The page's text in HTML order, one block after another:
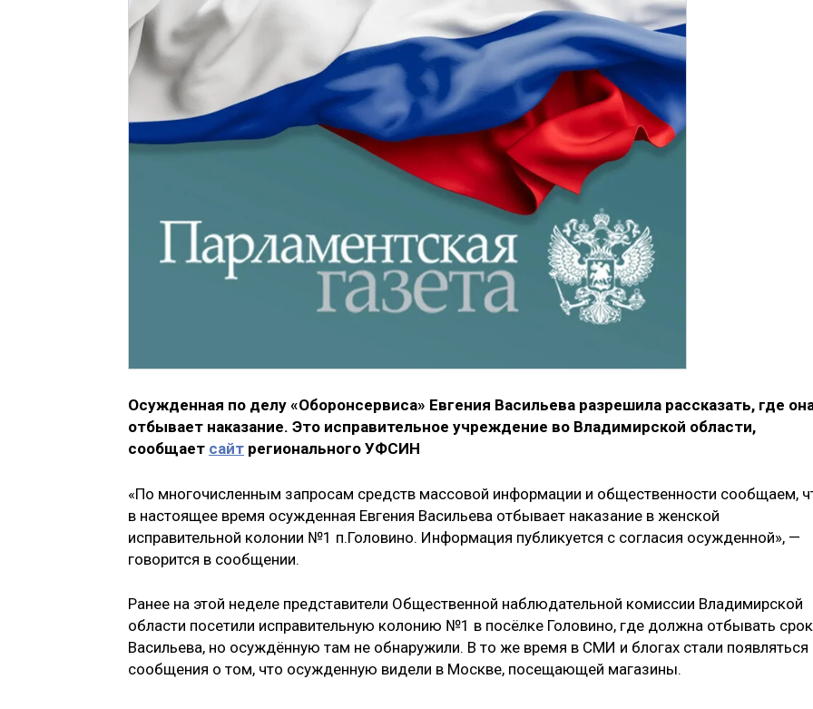
Осужденная по делу «Оборонсервиса» Евгения Васильева разрешила рассказать, где
отбывает наказание. Это исправительное учреждение во Владимирской области,
сообщает сайт регионального УФСИН
«По многочисленным запросам средств массовой информации и общественности сообщаем,
в настоящее время осужденная Евгения Васильева отбывает наказание в женской
исправительной колонии №1 п.Головино. Информация публикуется с согласия осужденной», —
говорится в сообщении.
Ранее на этой неделе представители Общественной наблюдательной комиссии Владимирской
области посетили исправительную колонию №1 в посёлке Головино, где должна отбывать срок
Васильева, но осуждённую там не обнаружили. В то же время в СМИ и блогах стали появляться
сообщения о том, что осужденную видели в Москве, посещающей магазины.